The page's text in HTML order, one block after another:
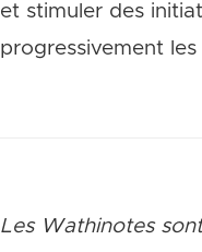
et stimuler des
progressivement
Les Wathinotes